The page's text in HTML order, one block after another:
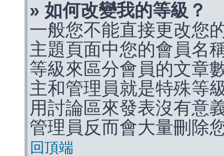
» 如何改變我的等級？
一般您不能直接更改您
主題頁面中您的會員名
等級來區分會員的文章
主和管理員就是特殊等
用討論區來發表沒有意
管理員反而會大量刪除
回頂端